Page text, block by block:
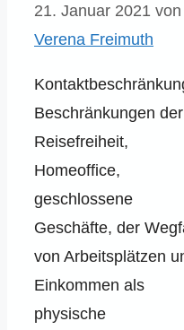
21. Januar 2021 von
Verena Freimuth
Beschränkungen der
Reisefreiheit,
Homeoffice,
geschlossene
Geschäfte, der
von Arbeitsplätzen
Einkommen als
physische